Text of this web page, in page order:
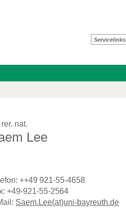
Servicelinks
rer. nat.
Lee
++49 921-55-4658
+49-921-55-2564
Saem.Lee(at)uni-bayreuth.de